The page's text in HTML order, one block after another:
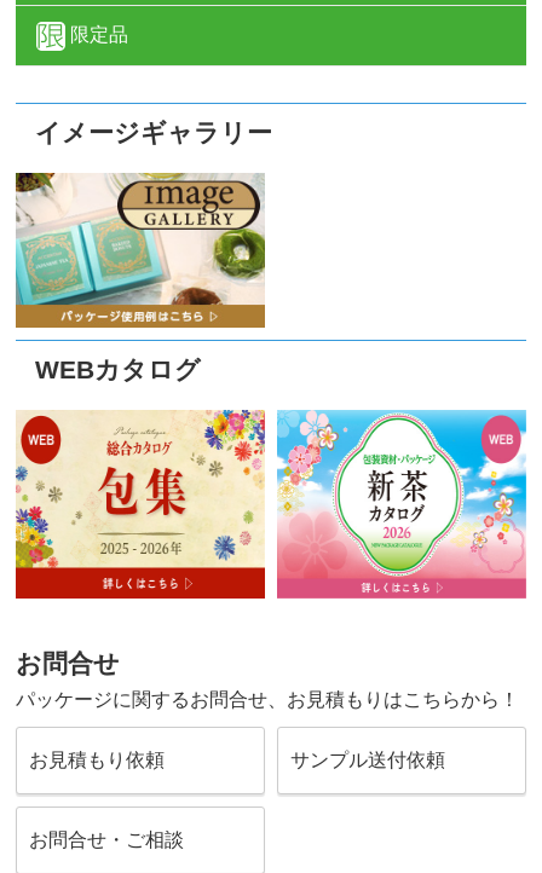
限定品
イメージギャラリー
WEBカタログ
お問合せ
パッケージに関するお問合せ、お見積もりはこちらから！
お見積もり依頼 サンプル送付依頼
お問合せ・ご相談